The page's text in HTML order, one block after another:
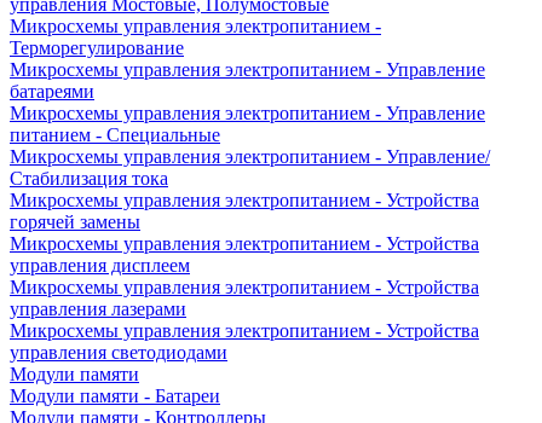
управления Мостовые, Полумостовые
Микросхемы управления электропитанием -
Терморегулирование
Микросхемы управления электропитанием - Управление
батареями
Микросхемы управления электропитанием - Управление
питанием - Специальные
Микросхемы управления электропитанием - Управление/
Стабилизация тока
Микросхемы управления электропитанием - Устройства
горячей замены
Микросхемы управления электропитанием - Устройства
управления дисплеем
Микросхемы управления электропитанием - Устройства
управления лазерами
Микросхемы управления электропитанием - Устройства
управления светодиодами
Модули памяти
Модули памяти - Батареи
Модули памяти - Контроллеры